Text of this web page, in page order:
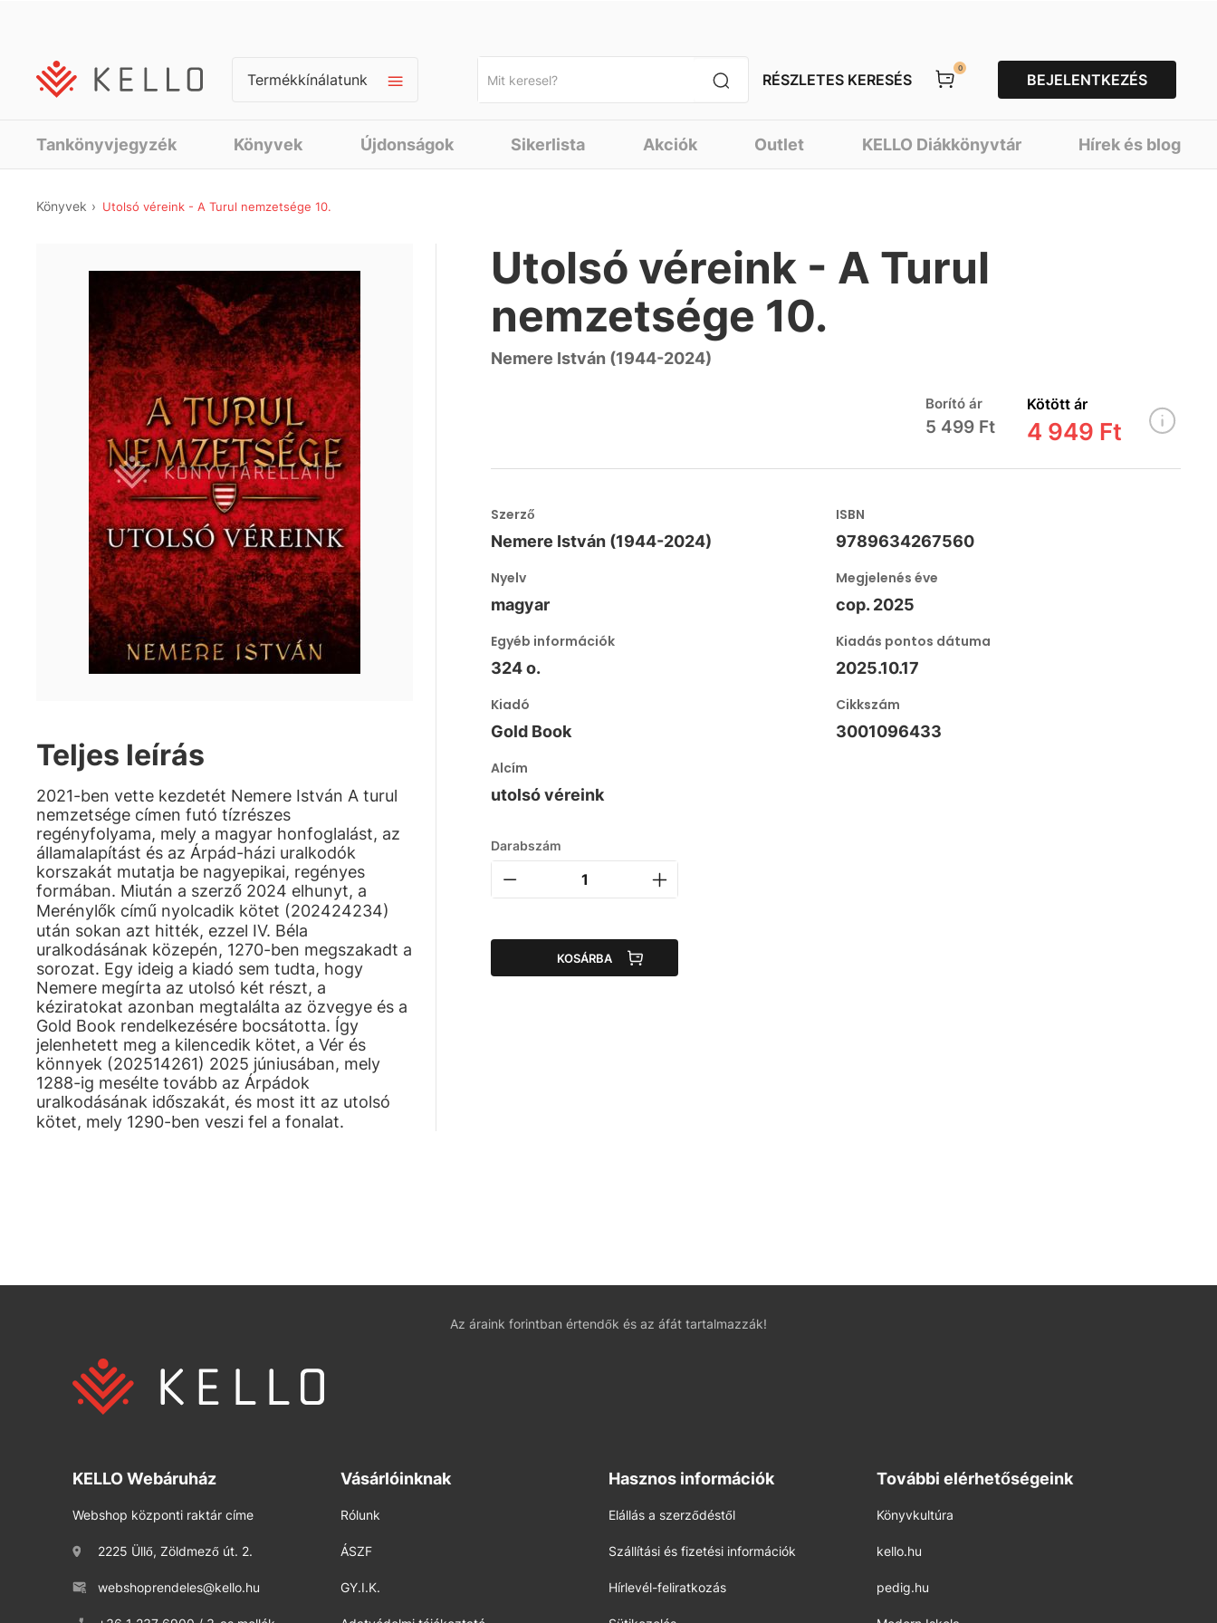
Termékkínálatunk RÉSZLETES KERESÉS
0
BEJELENTKEZÉS
Tankönyvjegyzék Könyvek Újdonságok Sikerlista Akciók Outlet KELLO Diákkönyvtár Hírek és blog
Könyvek Utolsó véreink - A Turul nemzetsége 10.
Teljes leírás
2021-ben vette kezdetét Nemere István A turul
nemzetsége címen futó tízrészes
regényfolyama, mely a magyar honfoglalást, az
államalapítást és az Árpád-házi uralkodók
korszakát mutatja be nagyepikai, regényes
formában. Miután a szerző 2024 elhunyt, a
Merénylők című nyolcadik kötet (202424234)
után sokan azt hitték, ezzel IV. Béla
uralkodásának közepén, 1270-ben megszakadt a
sorozat. Egy ideig a kiadó sem tudta, hogy
Nemere megírta az utolsó két részt, a
kéziratokat azonban megtalálta az özvegye és a
Gold Book rendelkezésére bocsátotta. Így
jelenhetett meg a kilencedik kötet, a Vér és
könnyek (202514261) 2025 júniusában, mely
1288-ig mesélte tovább az Árpádok
uralkodásának időszakát, és most itt az utolsó
kötet, mely 1290-ben veszi fel a fonalat.
Utolsó véreink - A Turul
nemzetsége 10.
Nemere István (1944-2024)
Borító ár
5 499 Ft
Kötött ár
4 949 Ft
Szerző
Nemere István (1944-2024)
ISBN
9789634267560
Nyelv
magyar
Megjelenés éve
cop. 2025
Egyéb információk
324 o.
Kiadás pontos dátuma
2025.10.17
Kiadó
Gold Book
Cikkszám
3001096433
Alcím
utolsó véreink
Darabszám
KOSÁRBA
Az áraink forintban értendők és az áfát tartalmazzák!
KELLO Webáruház
Webshop központi raktár címe
2225 Üllő, Zöldmező út. 2.
webshoprendeles@kello.hu
Vásárlóinknak
Rólunk
ÁSZF
GY.I.K.
Hasznos információk
Elállás a szerződéstől
Szállítási és fizetési információk
Hírlevél-feliratkozás
További elérhetőségeink
Könyvkultúra
kello.hu
pedig.hu